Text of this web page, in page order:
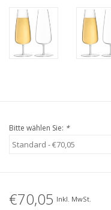
Bitte wählen Sie: *
€70,05 Inkl. MwSt.